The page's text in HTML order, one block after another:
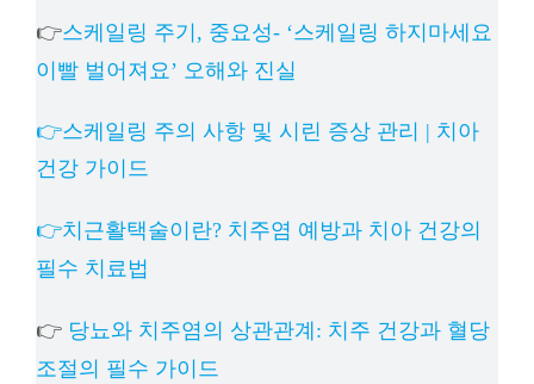
👉스케일링 주기, 중요성- ‘스케일링 하지마세요
이빨 벌어져요’ 오해와 진실
👉스케일링 주의 사항 및 시린 증상 관리 | 치아
건강 가이드
👉치근활택술이란? 치주염 예방과 치아 건강의
필수 치료법
👉 당뇨와 치주염의 상관관계: 치주 건강과 혈당
조절의 필수 가이드